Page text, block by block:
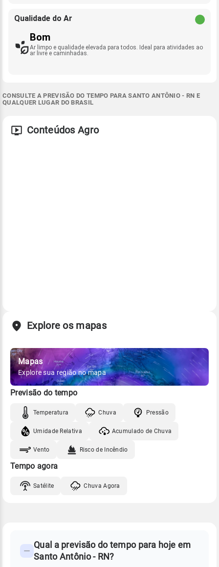
Qualidade do Ar
Bom
Ar limpo e qualidade elevada para todos. Ideal para atividades ao
ar livre e caminhadas.
CONSULTE A PREVISÃO DO TEMPO PARA SANTO ANTÔNIO - RN E
QUALQUER LUGAR DO BRASIL
Conteúdos Agro
Explore os mapas
Mapas
Explore sua região no mapa
Previsão do tempo
Temperatura Chuva Pressão
Umidade Relativa Acumulado de Chuva
Vento Risco de Incêndio
Tempo agora
Satélite Chuva Agora
PREVISÃO
TEMPO
Perguntas
Qual a previsão do tempo para hoje em
Santo Antônio - RN?